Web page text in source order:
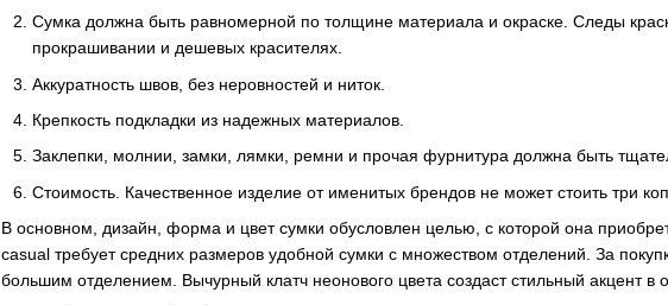
Сумка должна быть равномерной по толщине материала и окраске. Следы
прокрашивании и дешевых красителях.
Аккуратность швов, без неровностей и ниток.
Крепкость подкладки из надежных материалов.
Заклепки, молнии, замки, лямки, ремни и прочая фурнитура должна быть
Стоимость. Качественное изделие от именитых брендов не может стоить три
В основном, дизайн, форма и цвет сумки обусловлен целью, с которой она
casual требует средних размеров удобной сумки с множеством отделений. За
большим отделением. Вычурный клатч неонового цвета создаст стильный акцент в